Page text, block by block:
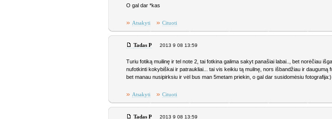
O gal dar *kas
» Atsakyti » Cituoti
Tadas P 2013 9 08 13:59
Turiu fotiką muilinę ir tel note 2, tai fotkina galima sakyt panašiai labai.., bet norėčiau
nufotkinti kokybiškai ir patraukliai... tai vis keikiu tą muilnę, nors išbandžiau ir
bet manau nusipirksiu ir vėl bus man 5metam priekin, o gal dar susidomėsiu fotografija:)
» Atsakyti » Cituoti
Tadas P 2013 9 08 13:59